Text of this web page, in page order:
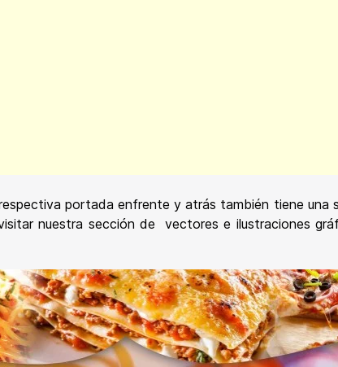
portada enfrente y atrás también tiene
nuestra sección de vectores e ilustraciones